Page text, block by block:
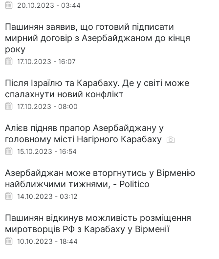
20.10.2023 - 03:44
Пашинян заявив, що готовий підписати
мирний договір з Азербайджаном до кінця
року
17.10.2023 - 16:07
Після Ізраїлю та Карабаху. Де у світі може
спалахнути новий конфлікт
17.10.2023 - 08:00
Алієв підняв прапор Азербайджану у
головному місті Нагірного Карабаху
15.10.2023 - 16:54
Азербайджан може вторгнутись у Вірменію
найближчими тижнями, - Politico
14.10.2023 - 03:12
Пашинян відкинув можливість розміщення
миротворців РФ з Карабаху у Вірменії
10.10.2023 - 18:44